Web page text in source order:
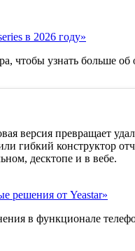
в 2026 году»
чтобы узнать больше
версия превращает
гибкий конструктор
десктопе и в вебе.
решения от Yeastar»
в функционале